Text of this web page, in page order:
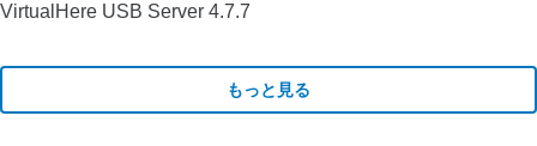
VirtualHere USB Server 4.7.7
もっと見る